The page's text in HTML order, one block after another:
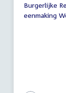
Burgerlijke
eenmaking